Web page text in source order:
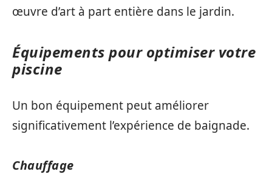
œuvre d’art à part entière dans le jardin.
Équipements pour optimiser votre
piscine
Un bon équipement peut améliorer
significativement l’expérience de baignade.
Chauffage